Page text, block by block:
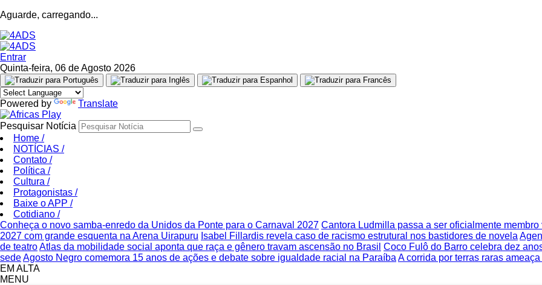
Aguarde, carregando...
Entrar
Quinta-feira, 06 de Agosto 2026
Powered by Translate
Pesquisar Notícia
Home /
NOTÍCIAS /
Contato /
Política /
Cultura /
Protagonistas /
Baixe o APP /
Cotidiano /
Conheça o novo samba-enredo da Unidos da Ponte para o Carnaval 2027 Cantora Ludmilla passa a ser oficialmente membro
2027 com grande esquenta na Arena Uirapuru Isabel Fillardis revela caso de racismo estrutural nos bastidores de novela
de teatroAtlas da mobilidade social aponta que raça e gênero travam ascensão no Brasil Coco Fulô do Barro celebra dez
sedeAgosto Negro comemora 15 anos de ações e debate sobre igualdade racial na Paraíba A corrida por terras raras
EM ALTA
MENU